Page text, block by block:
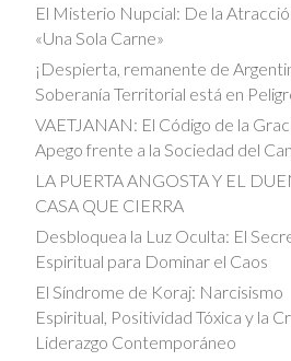
El Misterio Nupcial: De la
«Una Sola Carne»
¡Despierta, remanente de
Soberanía Territorial está en
VAETJANAN: El Código de la
Apego frente a la Sociedad del
LA PUERTA ANGOSTA Y EL
CASA QUE CIERRA
Desbloquea la Luz Oculta: El
Espiritual para Dominar el Caos
El Síndrome de Koraj: Narcisismo
Espiritual, Positividad Tóxica y la
Liderazgo Contemporáneo